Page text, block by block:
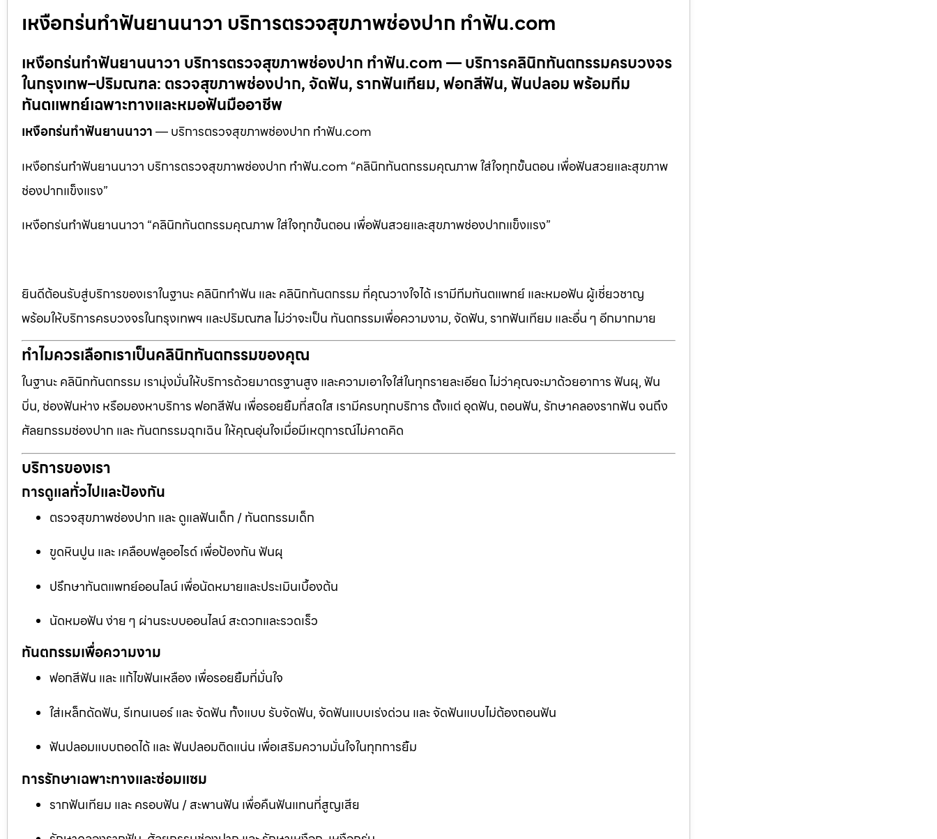
เหงือกร่นทำฟันยานนาวา บริการตรวจสุขภาพช่องปาก ทำฟัน.com
เหงือกร่นทำฟันยานนาวา บริการตรวจสุขภาพช่องปาก ทำฟัน.com — บริการคลินิกทันตกรรมครบวงจร
ในกรุงเทพ–ปริมณฑล: ตรวจสุขภาพช่องปาก, จัดฟัน, รากฟันเทียม, ฟอกสีฟัน, ฟันปลอม พร้อมทีม
ทันตแพทย์เฉพาะทางและหมอฟันมืออาชีพ
เหงือกร่นทำฟันยานนาวา— บริการตรวจสุขภาพช่องปาก ทำฟัน.com
เหงือกร่นทำฟันยานนาวา บริการตรวจสุขภาพช่องปาก ทำฟัน.com “คลินิกทันตกรรมคุณภาพ ใส่ใจทุกขั้นตอน เพื่อฟันสวยและสุขภาพ
ช่องปากแข็งแรง”
เหงือกร่นทำฟันยานนาวา “คลินิกทันตกรรมคุณภาพ ใส่ใจทุกขั้นตอน เพื่อฟันสวยและสุขภาพช่องปากแข็งแรง”
ยินดีต้อนรับสู่บริการของเราในฐานะ คลินิกทำฟัน และ คลินิกทันตกรรม ที่คุณวางใจได้ เรามีทีมทันตแพทย์ และหมอฟัน ผู้เชี่ยวชาญ
พร้อมให้บริการครบวงจรในกรุงเทพฯ และปริมณฑล ไม่ว่าจะเป็น ทันตกรรมเพื่อความงาม, จัดฟัน, รากฟันเทียม และอื่น ๆ อีกมากมาย
ทำไมควรเลือกเราเป็นคลินิกทันตกรรมของคุณ
ในฐานะ คลินิกทันตกรรม เรามุ่งมั่นให้บริการด้วยมาตรฐานสูง และความเอาใจใส่ในทุกรายละเอียด ไม่ว่าคุณจะมาด้วยอาการ ฟันผุ, ฟัน
บิ่น, ช่องฟันห่าง หรือมองหาบริการ ฟอกสีฟัน เพื่อรอยยิ้มที่สดใส เรามีครบทุกบริการ ตั้งแต่ อุดฟัน, ถอนฟัน, รักษาคลองรากฟัน จนถึง
ศัลยกรรมช่องปาก และ ทันตกรรมฉุกเฉิน ให้คุณอุ่นใจเมื่อมีเหตุการณ์ไม่คาดคิด
บริการของเรา
การดูแลทั่วไปและป้องกัน
ตรวจสุขภาพช่องปาก และ ดูแลฟันเด็ก / ทันตกรรมเด็ก
ขูดหินปูน และ เคลือบฟลูออไรด์ เพื่อป้องกัน ฟันผุ
ปรึกษาทันตแพทย์ออนไลน์ เพื่อนัดหมายและประเมินเบื้องต้น
นัดหมอฟัน ง่าย ๆ ผ่านระบบออนไลน์ สะดวกและรวดเร็ว
ทันตกรรมเพื่อความงาม
ฟอกสีฟัน และ แก้ไขฟันเหลือง เพื่อรอยยิ้มที่มั่นใจ
ใส่เหล็กดัดฟัน, รีเทนเนอร์ และ จัดฟัน ทั้งแบบ รับจัดฟัน, จัดฟันแบบเร่งด่วน และ จัดฟันแบบไม่ต้องถอนฟัน
ฟันปลอมแบบถอดได้ และ ฟันปลอมติดแน่น เพื่อเสริมความมั่นใจในทุกการยิ้ม
การรักษาเฉพาะทางและซ่อมแซม
รากฟันเทียม และ ครอบฟัน / สะพานฟัน เพื่อคืนฟันแทนที่สูญเสีย